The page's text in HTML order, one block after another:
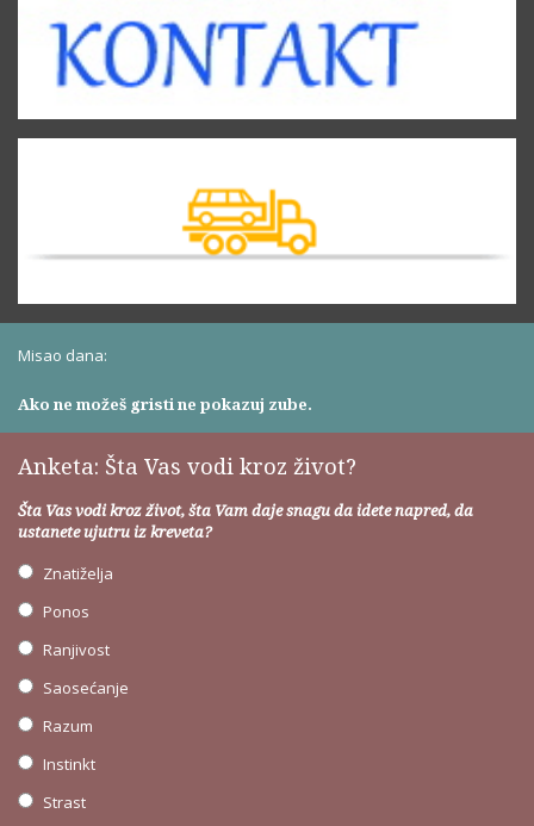
Misao dana:
Ako ne možeš gristi ne pokazuj zube.
Anketa: Šta Vas vodi kroz život?
Šta Vas vodi kroz život, šta Vam daje snagu da idete napred, da
ustanete ujutru iz kreveta?
Znatiželja
Ponos
Ranjivost
Saosećanje
Razum
Instinkt
Strast